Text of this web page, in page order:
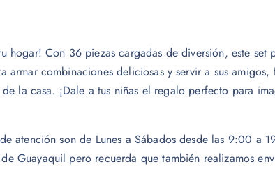
Con 36 piezas cargadas de diversión, este set
armar combinaciones deliciosas y servir a sus
la casa. ¡Dale a tus niñas el regalo perfecto para
atención son de Lunes a Sábados desde las 9:00 a
Guayaquil pero recuerda que también realizamos